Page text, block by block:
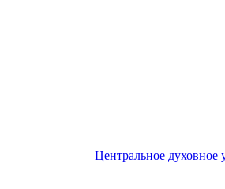
Центральное духовное